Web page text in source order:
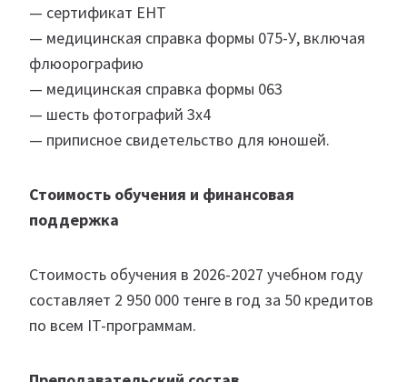
— сертификат ЕНТ
— медицинская справка формы 075-У, включая
флюорографию
— медицинская справка формы 063
— шесть фотографий 3х4
— приписное свидетельство для юношей.
Стоимость обучения и финансовая
поддержка
Стоимость обучения в 2026-2027 учебном году
составляет 2 950 000 тенге в год за 50 кредитов
по всем IT-программам.